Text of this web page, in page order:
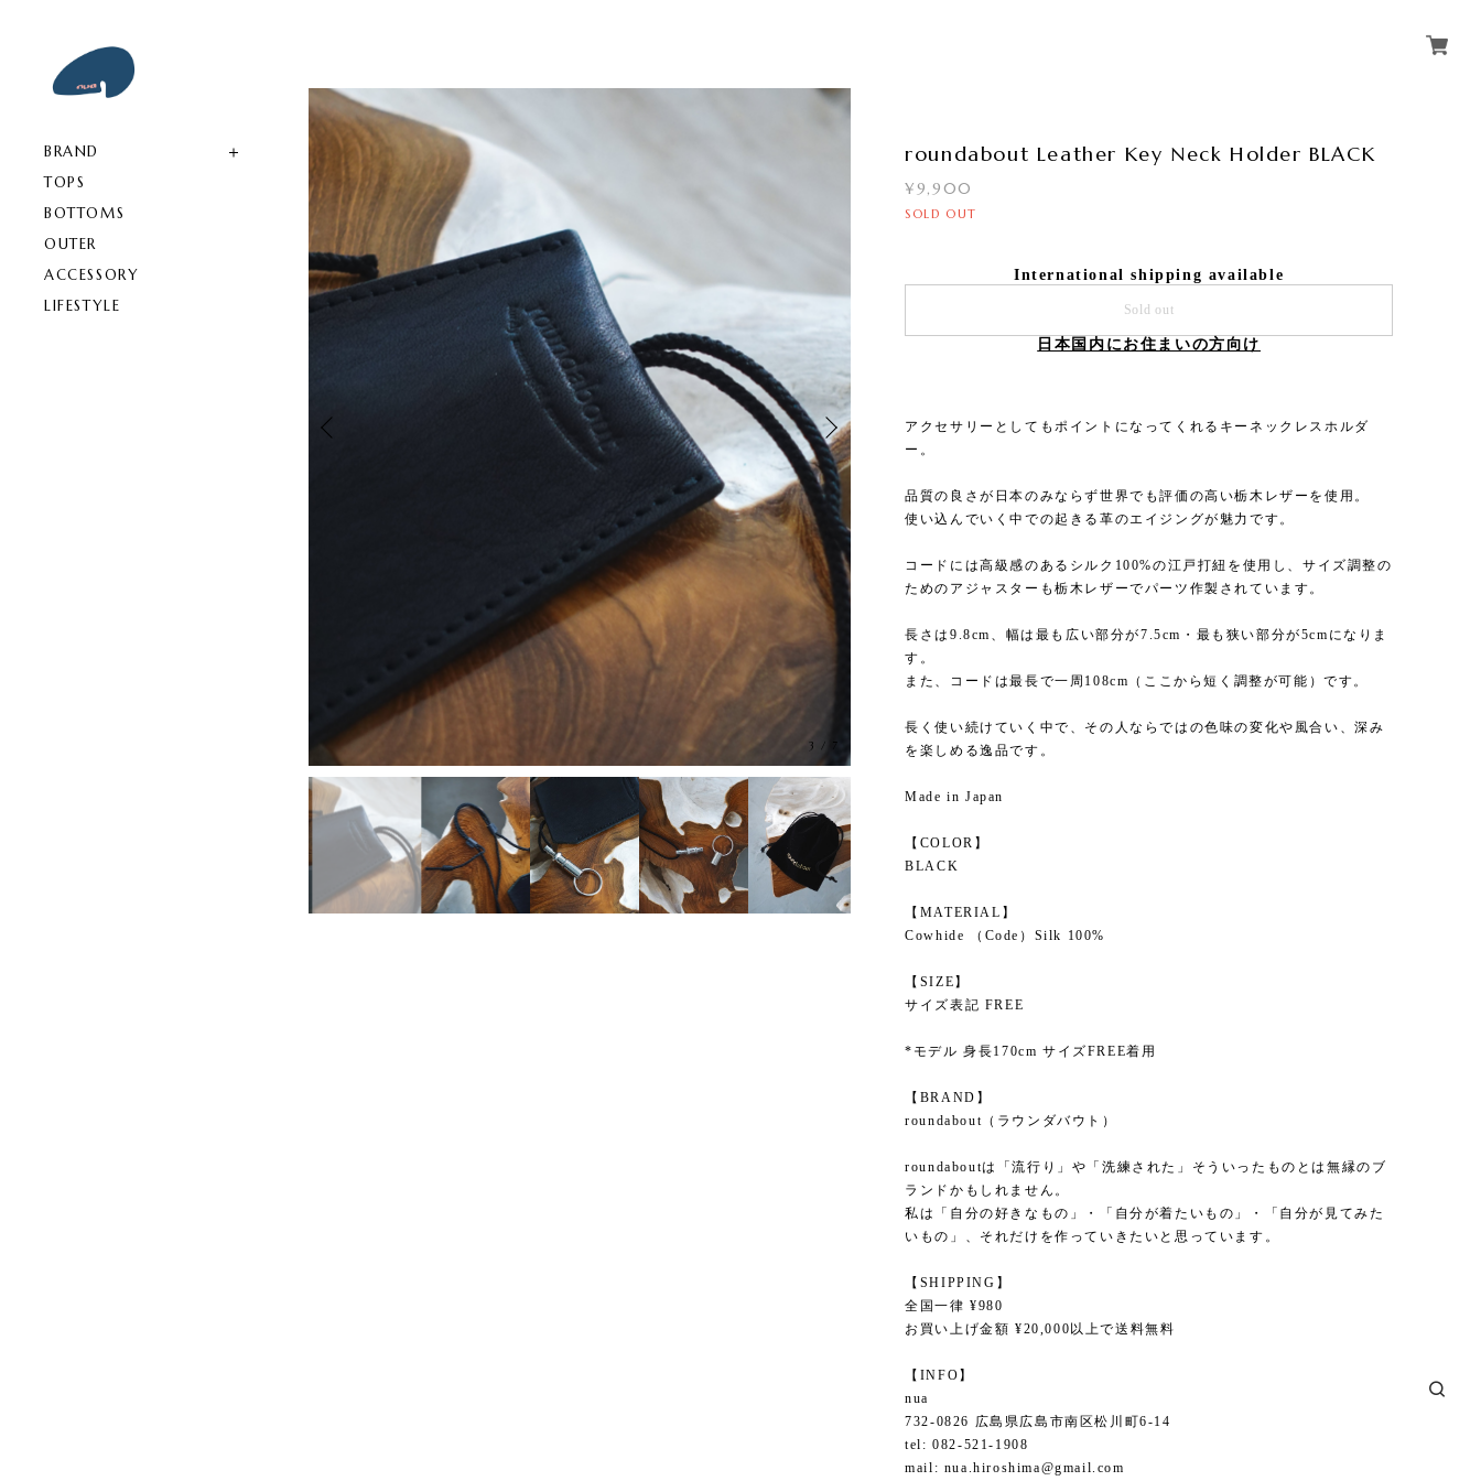
BRAND
TOPS
BOTTOMS
OUTER
ACCESSORY
LIFESTYLE
3 / 7
roundabout Leather Key Neck Holder BLACK
¥9,900
SOLD OUT
International shipping available
Sold out
日本国内にお住まいの方向け
アクセサリーとしてもポイントになってくれるキーネックレスホルダ
ー。
品質の良さが日本のみならず世界でも評価の高い栃木レザーを使用。
使い込んでいく中での起きる革のエイジングが魅力です。
コードには高級感のあるシルク100%の江戸打紐を使用し、サイズ調整の
ためのアジャスターも栃木レザーでパーツ作製されています。
長さは9.8cm、幅は最も広い部分が7.5cm・最も狭い部分が5cmになりま
す。
また、コードは最長で一周108cm（ここから短く調整が可能）です。
長く使い続けていく中で、その人ならではの色味の変化や風合い、深み
を楽しめる逸品です。
Made in Japan
【COLOR】
BLACK
【MATERIAL】
Cowhide （Code）Silk 100%
【SIZE】
サイズ表記 FREE
*モデル 身長170cm サイズFREE着用
【BRAND】
roundabout（ラウンダバウト）
roundaboutは「流行り」や「洗練された」そういったものとは無縁のブ
ランドかもしれません。
私は「自分の好きなもの」・「自分が着たいもの」・「自分が見てみた
いもの」、それだけを作っていきたいと思っています。
【SHIPPING】
全国一律 ¥980
お買い上げ金額 ¥20,000以上で送料無料
【INFO】
nua
732-0826 広島県広島市南区松川町6-14
tel: 082-521-1908
mail: nua.hiroshima@gmail.com